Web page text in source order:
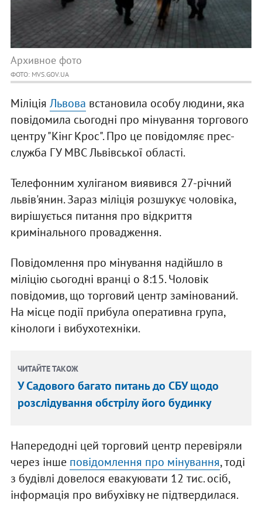
Архивное фото
ФОТО: MVS.GOV.UA
Міліція Львова встановила особу людини, яка
повідомила сьогодні про мінування торгового
центру "Кінг Крос". Про це повідомляє прес-
служба ГУ МВС Львівської області.
Телефонним хуліганом виявився 27-річний
львів'янин. Зараз міліція розшукує чоловіка,
вирішується питання про відкриття
кримінального провадження.
Повідомлення про мінування надійшло в
міліцію сьогодні вранці о 8:15. Чоловік
повідомив, що торговий центр замінований.
На місце події прибула оперативна група,
кінологи і вибухотехніки.
ЧИТАЙТЕ ТАКОЖ
У Садового багато питань до СБУ щодо
розслідування обстрілу його будинку
Напередодні цей торговий центр перевіряли
через інше повідомлення про мінування, тоді
з будівлі довелося евакуювати 12 тис. осіб,
інформація про вибухівку не підтвердилася.